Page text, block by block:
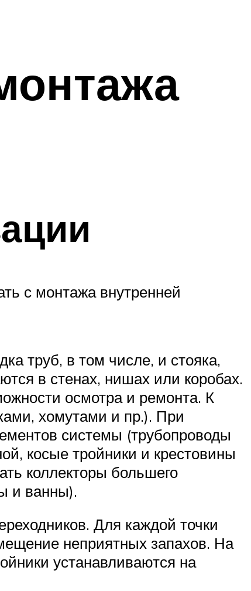
с монтажа внутренней
труб, в том числе, и стояка,
в стенах, нишах или коробах.
осмотра и ремонта. К
хомутами и пр.). При
системы (трубопроводы
косые тройники и крестовины
коллекторы большего
и ванны).
Для каждой точки
неприятных запахов. На
устанавливаются на